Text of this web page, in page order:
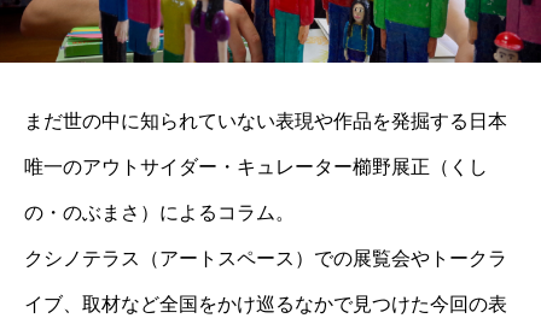
まだ世の中に知られていない表現や作品を発掘する日本
唯一のアウトサイダー・キュレーター櫛野展正（くし
の・のぶまさ）によるコラム。
クシノテラス（アートスペース）での展覧会やトークラ
イブ、取材など全国をかけ巡るなかで見つけた今回の表